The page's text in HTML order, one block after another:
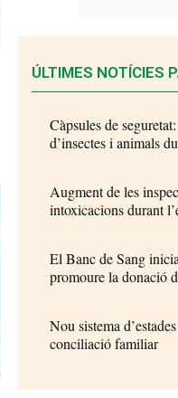
ÚLTIMES NOTÍCIES
Càpsules de
d’insectes i animals
Augment de les
intoxicacions durant
El Banc de Sang
promoure la donació
Nou sistema
conciliació familiar